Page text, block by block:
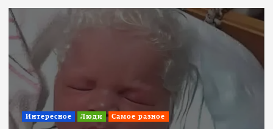
Интересное Люди Самое разное